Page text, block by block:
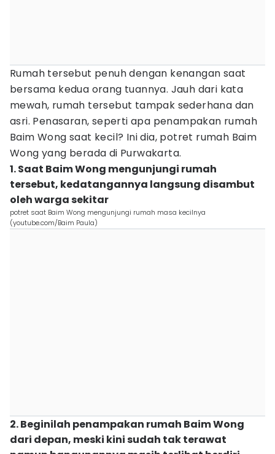
Rumah tersebut penuh dengan kenangan saat
bersama kedua orang tuannya. Jauh dari kata
mewah, rumah tersebut tampak sederhana dan
asri. Penasaran, seperti apa penampakan rumah
Baim Wong saat kecil? Ini dia, potret rumah Baim
Wong yang berada di Purwakarta.
1. Saat Baim Wong mengunjungi rumah
tersebut, kedatangannya langsung disambut
oleh warga sekitar
potret saat Baim Wong mengunjungi rumah masa kecilnya
(youtube.com/Baim Paula)
2. Beginilah penampakan rumah Baim Wong
dari depan, meski kini sudah tak terawat